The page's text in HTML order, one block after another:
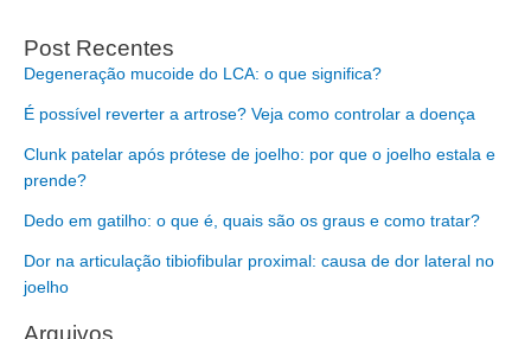
Post Recentes
Degeneração mucoide do LCA: o que significa?
É possível reverter a artrose? Veja como controlar a doença
Clunk patelar após prótese de joelho: por que o joelho estala e
prende?
Dedo em gatilho: o que é, quais são os graus e como tratar?
Dor na articulação tibiofibular proximal: causa de dor lateral no
joelho
Arquivos